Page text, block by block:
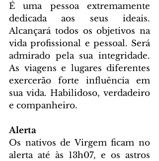
É uma pessoa extremamente
dedicada aos seus ideais.
Alcançará todos os objetivos na
vida profissional e pessoal. Será
admirado pela sua integridade.
As viagens e lugares diferentes
exercerão forte influência em
sua vida. Habilidoso, verdadeiro
e companheiro.
Alerta
Os nativos de Virgem ficam no
alerta até às 13h07, e os astros